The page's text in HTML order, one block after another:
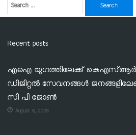
Recent posts
എഐ യുഗത്തിലേക്ക്
ഡിജിറ്റൽ സേവനങ്ങൾ
സി പി ജോൺ
August 6, 2026